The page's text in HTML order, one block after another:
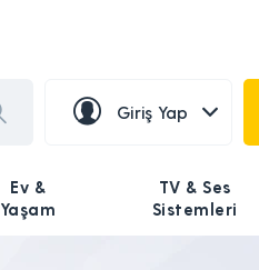
Giriş Yap
Ev &
Yaşam
TV & Ses
Sistemleri